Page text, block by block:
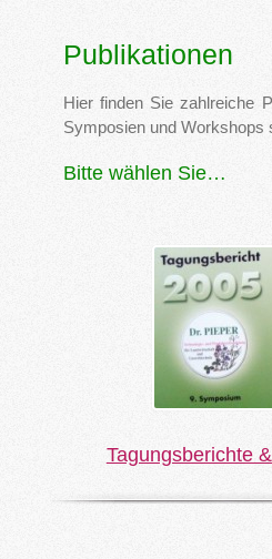
Publikationen
Hier finden Sie zahlreiche
Symposien und Workshops
Bitte wählen Sie…
Tagungsberichte